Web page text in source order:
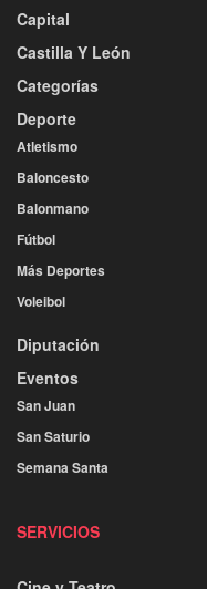
Capital
Castilla Y León
Categorías
Deporte
Atletismo
Baloncesto
Balonmano
Fútbol
Más Deportes
Voleibol
Diputación
Eventos
San Juan
San Saturio
Semana Santa
SERVICIOS